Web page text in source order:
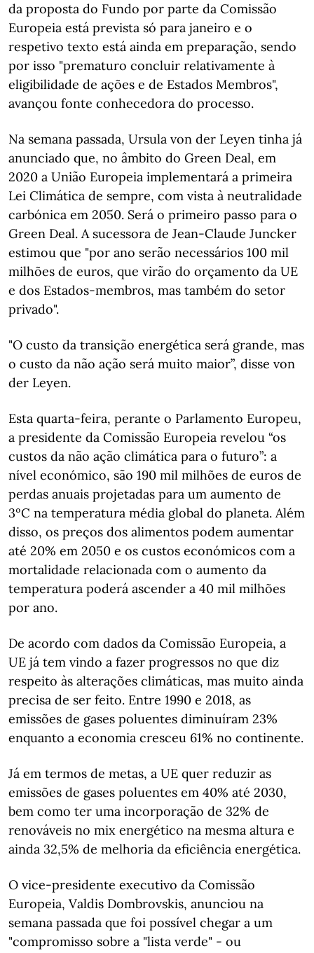
da proposta do Fundo por parte da Comissão
Europeia está prevista só para janeiro e o
respetivo texto está ainda em preparação, sendo
por isso "prematuro concluir relativamente à
eligibilidade de ações e de Estados Membros",
avançou fonte conhecedora do processo.
Na semana passada, Ursula von der Leyen tinha já
anunciado que, no âmbito do Green Deal, em
2020 a União Europeia implementará a primeira
Lei Climática de sempre, com vista à neutralidade
carbónica em 2050. Será o primeiro passo para o
Green Deal. A sucessora de Jean-Claude Juncker
estimou que "por ano serão necessários 100 mil
milhões de euros, que virão do orçamento da UE
e dos Estados-membros, mas também do setor
privado".
"O custo da transição energética será grande, mas
o custo da não ação será muito maior”, disse von
der Leyen.
Esta quarta-feira, perante o Parlamento Europeu,
a presidente da Comissão Europeia revelou “os
custos da não ação climática para o futuro”: a
nível económico, são 190 mil milhões de euros de
perdas anuais projetadas para um aumento de
3ºC na temperatura média global do planeta. Além
disso, os preços dos alimentos podem aumentar
até 20% em 2050 e os custos económicos com a
mortalidade relacionada com o aumento da
temperatura poderá ascender a 40 mil milhões
por ano.
De acordo com dados da Comissão Europeia, a
UE já tem vindo a fazer progressos no que diz
respeito às alterações climáticas, mas muito ainda
precisa de ser feito. Entre 1990 e 2018, as
emissões de gases poluentes diminuíram 23%
enquanto a economia cresceu 61% no continente.
Já em termos de metas, a UE quer reduzir as
emissões de gases poluentes em 40% até 2030,
bem como ter uma incorporação de 32% de
renováveis no mix energético na mesma altura e
ainda 32,5% de melhoria da eficiência energética.
O vice-presidente executivo da Comissão
Europeia, Valdis Dombrovskis, anunciou na
semana passada que foi possível chegar a um
"compromisso sobre a "lista verde" - ou